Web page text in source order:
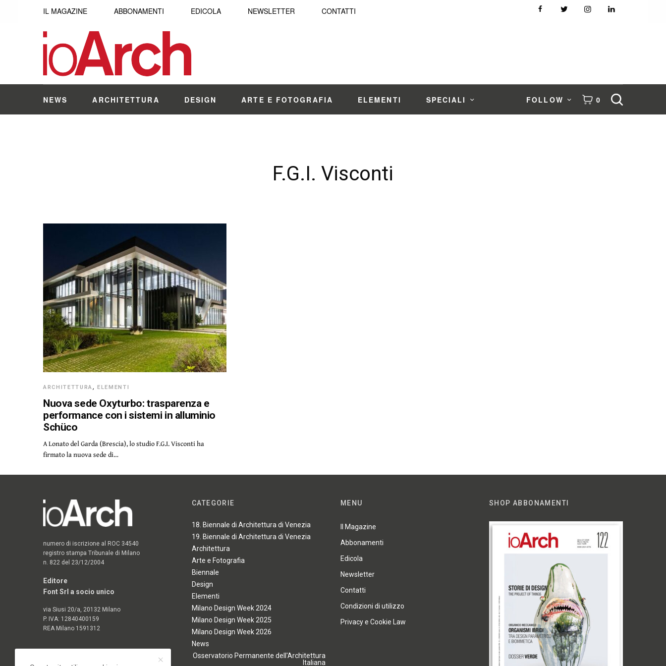
IL MAGAZINE ABBONAMENTI EDICOLA NEWSLETTER CONTATTI
NEWS ARCHITETTURA DESIGN ARTE E FOTOGRAFIA ELEMENTI SPECIALI FOLLOW 0
F.G.I. Visconti
ARCHITETTURA,ELEMENTI
Nuova sede Oxyturbo: trasparenza e
performance con i sistemi in alluminio
Schüco
A Lonato del Garda (Brescia), lo studio F.G.I. Visconti ha
firmato la nuova sede di…
numero di iscrizione al ROC 34540
registro stampa Tribunale di Milano
n. 822 del 23/12/2004
Editore
Font Srl a socio unico
via Siusi 20/a, 20132 Milano
P. IVA: 12840400159
REA Milano 1591312
CATEGORIE
18. Biennale di Architettura di Venezia
19. Biennale di Architettura di Venezia
Architettura
Arte e Fotografia
Biennale
Design
Elementi
Milano Design Week 2024
Milano Design Week 2025
Milano Design Week 2026
News
Osservatorio Permanente dell'Architettura
Italiana
MENU
Il Magazine
Abbonamenti
Edicola
Newsletter
Contatti
Condizioni di utilizzo
Privacy e Cookie Law
SHOP ABBONAMENTI